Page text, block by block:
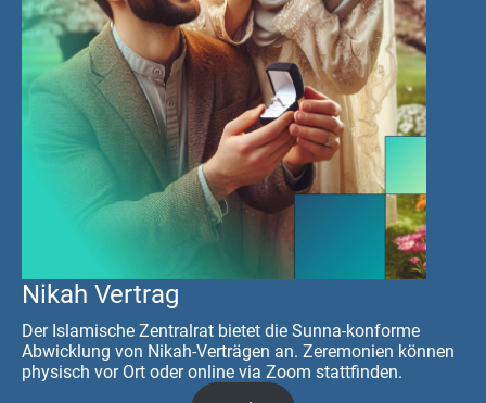
Nikah Vertrag
Der Islamische Zentralrat bietet die Sunna-konforme
Abwicklung von Nikah-Verträgen an. Zeremonien können
physisch vor Ort oder online via Zoom stattfinden.